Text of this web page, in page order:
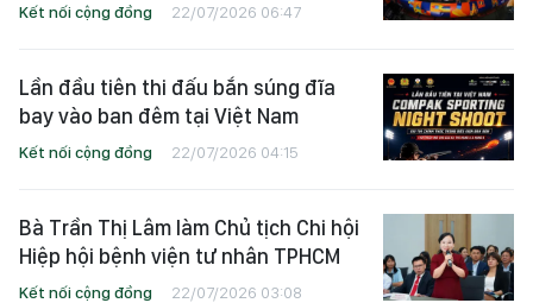
Kết nối cộng đồng 22/07/2026 06:47
Lần đầu tiên thi đấu bắn súng đĩa
bay vào ban đêm tại Việt Nam
Kết nối cộng đồng 22/07/2026 04:15
Bà Trần Thị Lâm làm Chủ tịch Chi hội
Hiệp hội bệnh viện tư nhân TPHCM
Kết nối cộng đồng 22/07/2026 03:08